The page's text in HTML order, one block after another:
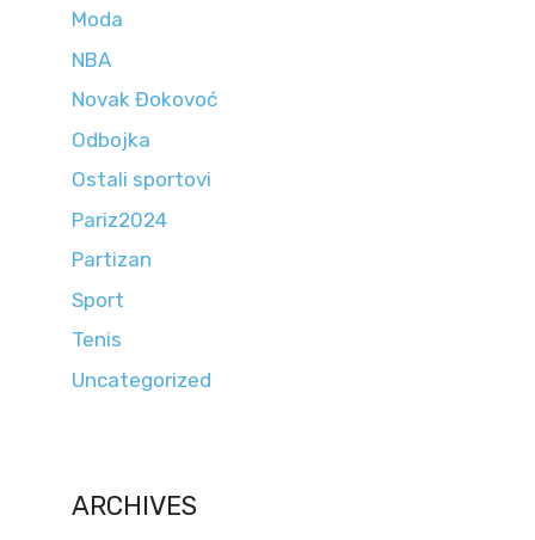
Moda
NBA
Novak Đokovoć
Odbojka
Ostali sportovi
Pariz2024
Partizan
Sport
Tenis
Uncategorized
ARCHIVES